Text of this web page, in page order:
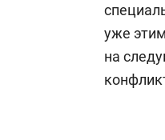
уже
на